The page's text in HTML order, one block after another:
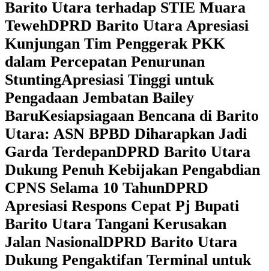
Barito Utara terhadap STIE Muara
TewehDPRD Barito Utara Apresiasi
Kunjungan Tim Penggerak PKK
dalam Percepatan Penurunan
StuntingApresiasi Tinggi untuk
Pengadaan Jembatan Bailey
BaruKesiapsiagaan Bencana di Barito
Utara: ASN BPBD Diharapkan Jadi
Garda TerdepanDPRD Barito Utara
Dukung Penuh Kebijakan Pengabdian
CPNS Selama 10 TahunDPRD
Apresiasi Respons Cepat Pj Bupati
Barito Utara Tangani Kerusakan
Jalan NasionalDPRD Barito Utara
Dukung Pengaktifan Terminal untuk